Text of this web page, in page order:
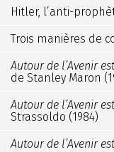
Hitler, l’anti-
Trois manières de
Autour de l’Avenir
de Stanley Maron
Autour de l’Avenir
Strassoldo (1984)
Autour de l’Avenir